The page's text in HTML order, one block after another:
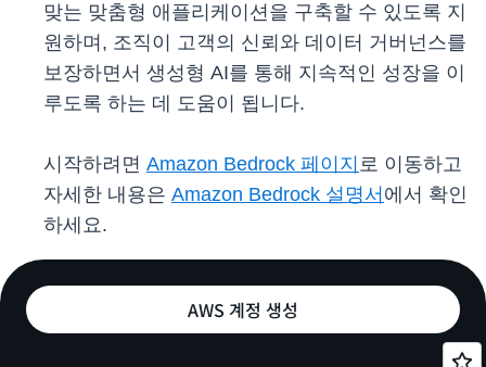
맞는 맞춤형 애플리케이션을 구축할 수 있도록 지
원하며, 조직이 고객의 신뢰와 데이터 거버넌스를
보장하면서 생성형 AI를 통해 지속적인 성장을 이
루도록 하는 데 도움이 됩니다.
시작하려면 Amazon Bedrock 페이지 로 이동하고
자세한 내용은 Amazon Bedrock 설명서 에서 확인
하세요.
AWS 계정 생성